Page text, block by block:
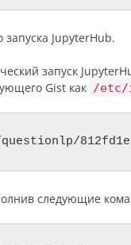
запуска JupyterHub.
запуск
Gist как /etc/
следующие